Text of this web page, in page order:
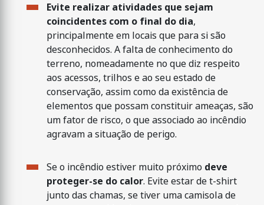
Evite realizar atividades que sejam
coincidentes com o final do dia,
principalmente em locais que para si são
desconhecidos. A falta de conhecimento do
terreno, nomeadamente no que diz respeito
aos acessos, trilhos e ao seu estado de
conservação, assim como da existência de
elementos que possam constituir ameaças, são
um fator de risco, o que associado ao incêndio
agravam a situação de perigo.
Se o incêndio estiver muito próximo deve
proteger-se do calor. Evite estar de t-shirt
junto das chamas, se tiver uma camisola de